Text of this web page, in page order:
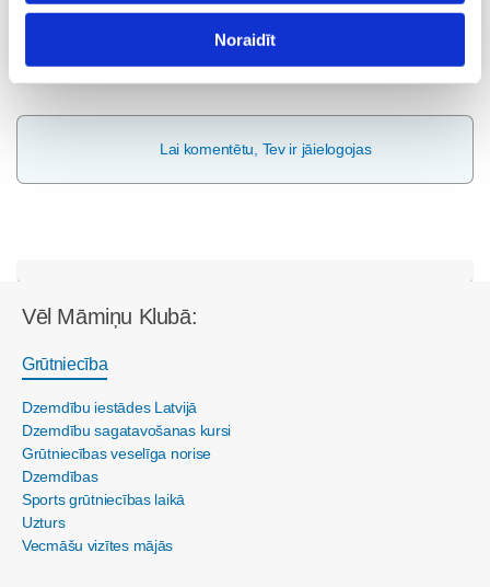
Noraidīt
Visas nodarbības
Lai komentētu, Tev ir jāielogojas
Vēl Māmiņu Klubā:
Grūtniecība
Dzemdību iestādes Latvijā
Dzemdību sagatavošanas kursi
Grūtniecības veselīga norise
Dzemdības
Sports grūtniecības laikā
Uzturs
Vecmāšu vizītes mājās